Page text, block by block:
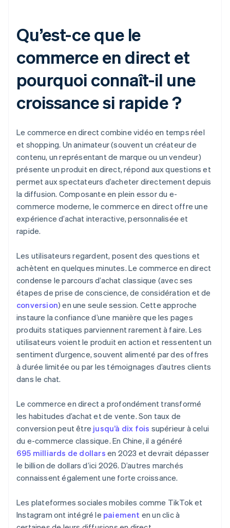
Qu’est-ce que le
commerce en direct et
pourquoi connaît-il une
croissance si rapide ?
Le commerce en direct combine vidéo en temps réel
et shopping. Un animateur (souvent un créateur de
contenu, un représentant de marque ou un vendeur)
présente un produit en direct, répond aux questions et
permet aux spectateurs d’acheter directement depuis
la diffusion. Composante en plein essor du e-
commerce moderne, le commerce en direct offre une
expérience d’achat interactive, personnalisée et
rapide.
Les utilisateurs regardent, posent des questions et
achètent en quelques minutes. Le commerce en direct
condense le parcours d’achat classique (avec ses
étapes de prise de conscience, de considération et de
conversion) en une seule session. Cette approche
instaure la confiance d’une manière que les pages
produits statiques parviennent rarement à faire. Les
utilisateurs voient le produit en action et ressentent un
sentiment d’urgence, souvent alimenté par des offres
à durée limitée ou par les témoignages d’autres clients
dans le chat.
Le commerce en direct a profondément transformé
les habitudes d’achat et de vente. Son taux de
conversion peut être jusqu’à dix fois supérieur à celui
du e-commerce classique. En Chine, il a généré
695 milliards de dollars en 2023 et devrait dépasser
le billion de dollars d’ici 2026. D’autres marchés
connaissent également une forte croissance.
Les plateformes sociales mobiles comme TikTok et
Instagram ont intégré le paiement en un clic à